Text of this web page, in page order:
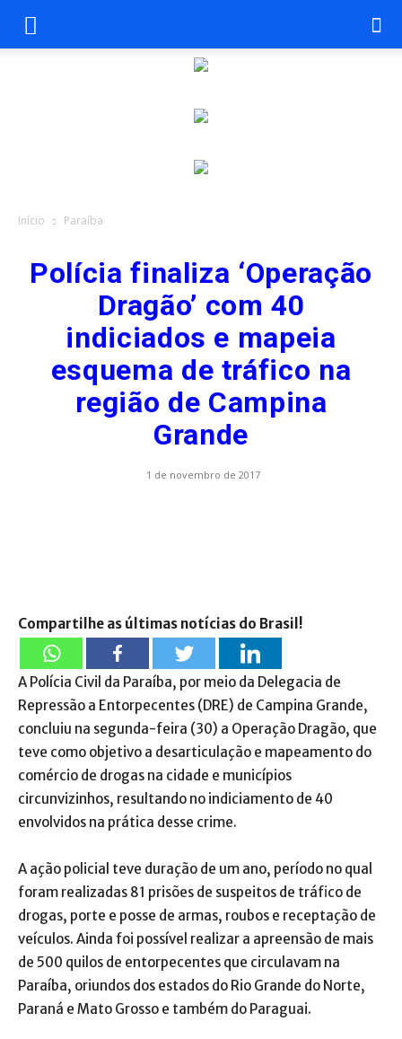
Início Paraíba
Polícia finaliza ‘Operação
Dragão’ com 40
indiciados e mapeia
esquema de tráfico na
região de Campina
Grande
1 de novembro de 2017
Compartilhe as últimas notícias do Brasil!
A Polícia Civil da Paraíba, por meio da Delegacia de
Repressão a Entorpecentes (DRE) de Campina Grande,
concluiu na segunda-feira (30) a Operação Dragão, que
teve como objetivo a desarticulação e mapeamento do
comércio de drogas na cidade e municípios
circunvizinhos, resultando no indiciamento de 40
envolvidos na prática desse crime.
A ação policial teve duração de um ano, período no qual
foram realizadas 81 prisões de suspeitos de tráfico de
drogas, porte e posse de armas, roubos e receptação de
veículos. Ainda foi possível realizar a apreensão de mais
de 500 quilos de entorpecentes que circulavam na
Paraíba, oriundos dos estados do Rio Grande do Norte,
Paraná e Mato Grosso e também do Paraguai.